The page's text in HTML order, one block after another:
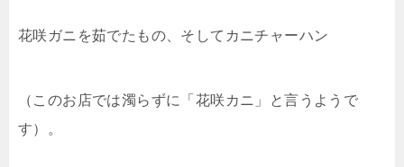
花咲ガニを茹でたもの、そしてカニチャーハン
（このお店では濁らずに「花咲カニ」と言うようで
す）。